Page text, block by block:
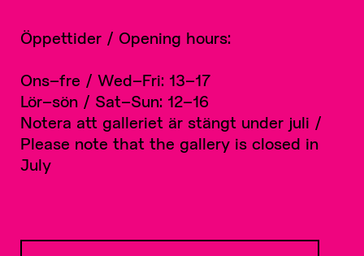
Öppettider / Opening hours:
Ons–fre / Wed–Fri: 13–17
Lör–sön / Sat–Sun: 12–16
Notera att galleriet är stängt under juli /
Please note that the gallery is closed in
July